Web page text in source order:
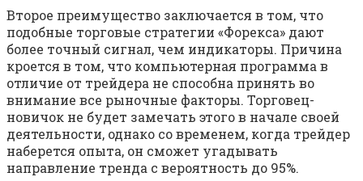
Второе преимущество заключается в том, что
подобные торговые стратегии «Форекса» дают
более точный сигнал, чем индикаторы. Причина
кроется в том, что компьютерная программа в
отличие от трейдера не способна принять во
внимание все рыночные факторы. Торговец-
новичок не будет замечать этого в начале своей
деятельности, однако со временем, когда трейдер
наберется опыта, он сможет угадывать
направление тренда с вероятность до 95%.